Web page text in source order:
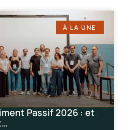
À LA UNE
Passif 2026 : et